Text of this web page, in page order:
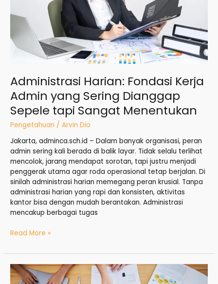
Administrasi Harian: Fondasi Kerja
Admin yang Sering Dianggap
Sepele tapi Sangat Menentukan
Pengetahuan /Arvin Dio
Jakarta, adminca.sch.id – Dalam banyak organisasi, peran
admin sering kali berada di balik layar. Tidak selalu terlihat
mencolok, jarang mendapat sorotan, tapi justru menjadi
penggerak utama agar roda operasional tetap berjalan. Di
sinilah administrasi harian memegang peran krusial. Tanpa
administrasi harian yang rapi dan konsisten, aktivitas
kantor bisa dengan mudah berantakan. Administrasi
mencakup berbagai tugas
Sepele
Sangat
Menentukan
Read More »
Update
Laporan: